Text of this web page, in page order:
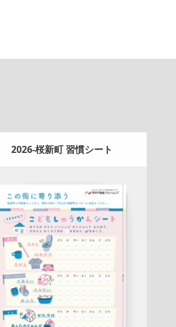
2026-桜新町 習慣シート
Update:2026.04.13
A4ペラ(片面)冊子
ートフル桜新町センター
詳しく見る